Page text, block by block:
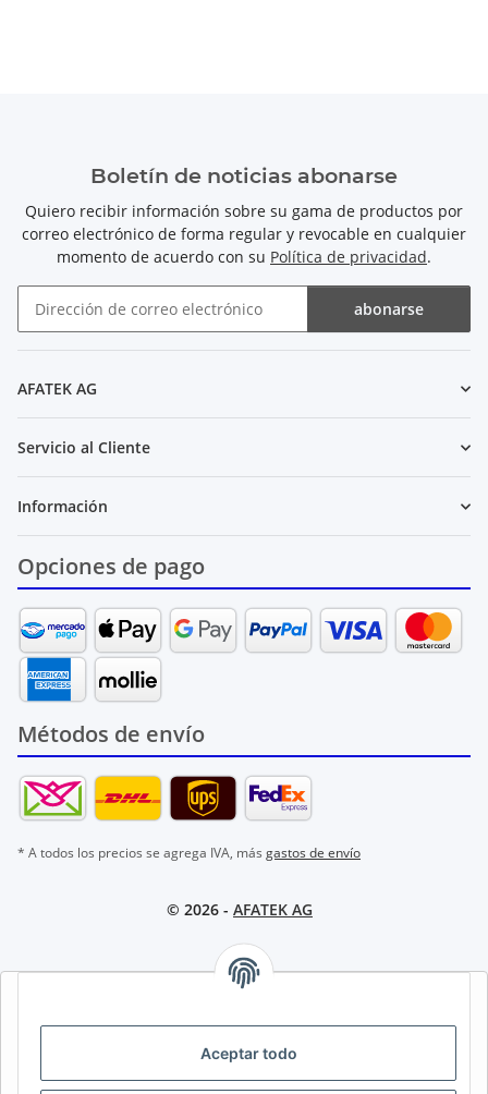
Aceptar todo
Boletín de noticias abonarse
Quiero recibir información sobre su gama de productos por
correo electrónico de forma regular y revocable en cualquier
momento de acuerdo con su Política de privacidad.
abonarse
AFATEK AG
Servicio al Cliente
Información
Opciones de pago
Métodos de envío
* A todos los precios se agrega IVA, más gastos de envío
© 2026 - AFATEK AG
SELECT REGION & LANGUAGE | CHOISIR LA RÉGION ET LA
DE AT CH (DE) CH (FR)